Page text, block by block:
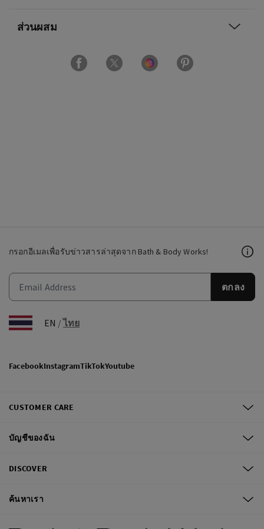
ส่วนผสม
กรอกอีเมลเพื่อรับข่าวสารล่าสุดจาก Bath & Body Works!
ตกลง
EN /ไทย
FacebookInstagramTikTokYoutube
CUSTOMER CARE
บัญชีของฉัน
DISCOVER
ค้นหาเรา